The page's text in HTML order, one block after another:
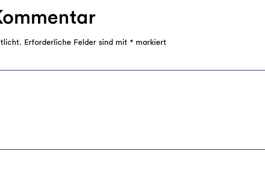
Erforderliche Felder sind mit * markiert